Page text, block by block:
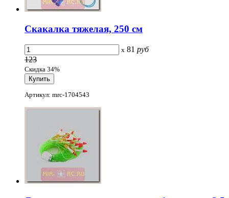
Скакалка тяжелая, 250 см
x 81 руб
123
Скидка 34%
Артикул: mrc-1704543